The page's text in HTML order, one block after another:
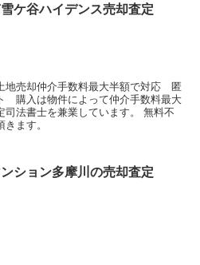
ケ谷ハイデンス売却査定
地売却仲介手数料最大半額で対応 匿
購入は物件によって仲介手数料最大
司法書士を兼業しています。 無料不
ます。
ション多摩川の売却査定